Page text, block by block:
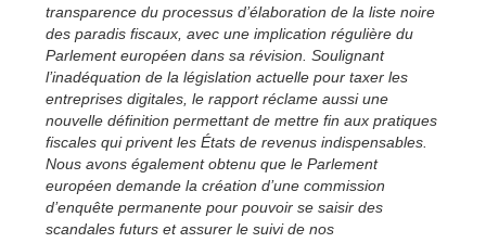
transparence du processus d’élaboration de la liste noire
des paradis fiscaux, avec une implication régulière du
Parlement européen dans sa révision. Soulignant
l’inadéquation de la législation actuelle pour taxer les
entreprises digitales, le rapport réclame aussi une
nouvelle définition permettant de mettre fin aux pratiques
fiscales qui privent les États de revenus indispensables.
Nous avons également obtenu que le Parlement
européen demande la création d’une commission
d’enquête permanente pour pouvoir se saisir des
scandales futurs et assurer le suivi de nos